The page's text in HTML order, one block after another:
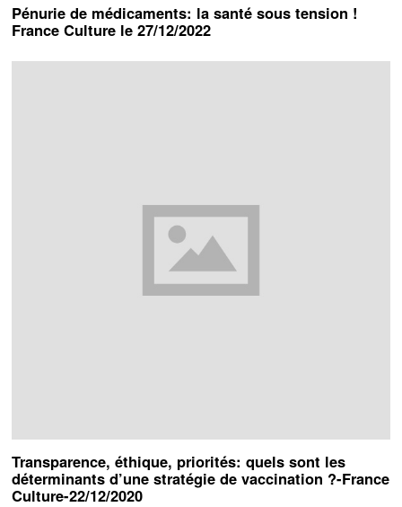
Pénurie de médicaments: la santé sous tension !
France Culture le 27/12/2022
Transparence, éthique, priorités: quels sont les
déterminants d’une stratégie de vaccination ?-France
Culture-22/12/2020